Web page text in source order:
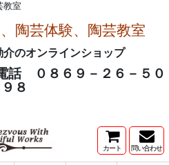
教室
陶芸体験、陶芸教室
のオンラインショップ
話 ０８６９－２６－５０
９８
カート 問い合わせ